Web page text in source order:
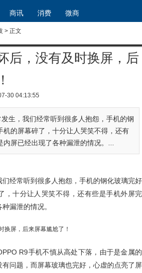
商讯 消费 微商
> 正文
后，没有及时换屏，后
30 04:13:55
生，我们经常听到很多人抱怨，手机的钢
机的屏幕碎了，十分让人哭笑不得，还有
屏已经出现了各种漏泄的情况。...
经常听到很多人抱怨，手机的钢化玻璃完好
，十分让人哭笑不得，还有些是手机外屏完
漏泄的情况。
R9手机不慎从高处下落，由于是金属的
问题，而屏幕玻璃也完好，心虚的点亮了屏